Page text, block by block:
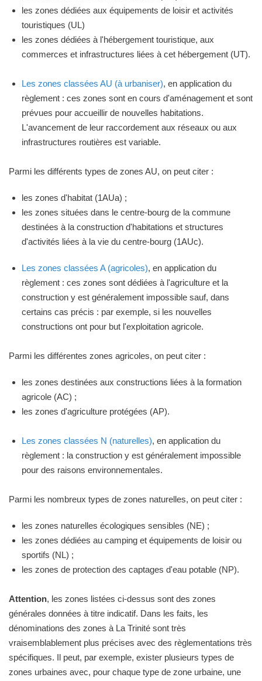
les zones dédiées aux équipements de loisir et activités
touristiques (UL)
les zones dédiées à l'hébergement touristique, aux
commerces et infrastructures liées à cet hébergement (UT).
Les zones classées AU (à urbaniser), en application du
règlement : ces zones sont en cours d'aménagement et sont
prévues pour accueillir de nouvelles habitations.
L'avancement de leur raccordement aux réseaux ou aux
infrastructures routières est variable.
Parmi les différents types de zones AU, on peut citer :
les zones d'habitat (1AUa) ;
les zones situées dans le centre-bourg de la commune
destinées à la construction d'habitations et structures
d'activités liées à la vie du centre-bourg (1AUc).
Les zones classées A (agricoles), en application du
règlement : ces zones sont dédiées à l'agriculture et la
construction y est généralement impossible sauf, dans
certains cas précis : par exemple, si les nouvelles
constructions ont pour but l'exploitation agricole.
Parmi les différentes zones agricoles, on peut citer :
les zones destinées aux constructions liées à la formation
agricole (AC) ;
les zones d'agriculture protégées (AP).
Les zones classées N (naturelles), en application du
règlement : la construction y est généralement impossible
pour des raisons environnementales.
Parmi les nombreux types de zones naturelles, on peut citer :
les zones naturelles écologiques sensibles (NE) ;
les zones dédiées au camping et équipements de loisir ou
sportifs (NL) ;
les zones de protection des captages d'eau potable (NP).
Attention, les zones listées ci-dessus sont des zones
générales données à titre indicatif. Dans les faits, les
dénominations des zones à La Trinité sont très
vraisemblablement plus précises avec des règlementations très
spécifiques. Il peut, par exemple, exister plusieurs types de
zones urbaines avec, pour chaque type de zone urbaine, une